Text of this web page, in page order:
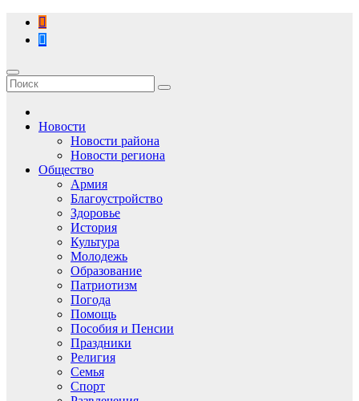
Перейти
содержимому
Новости
Новости района
Новости региона
Общество
Армия
Благоустройство
Здоровье
История
Культура
Молодежь
Образование
Патриотизм
Погода
Помощь
Пособия и Пенсии
Праздники
Религия
Семья
Спорт